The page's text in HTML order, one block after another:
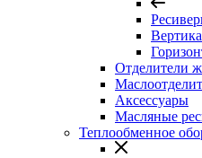
Отделители
Аксессуары
Масляные
Теплообменное